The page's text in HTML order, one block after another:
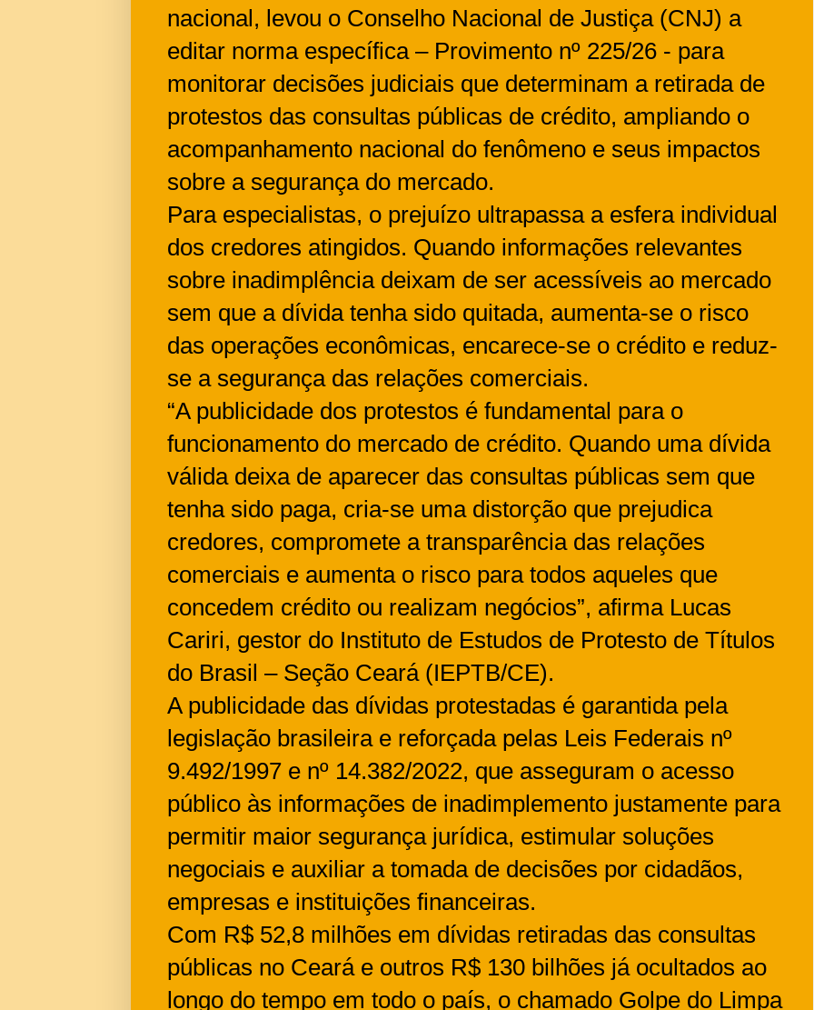
nacional, levou o Conselho Nacional de Justiça (CNJ) a
editar norma específica – Provimento nº 225/26 - para
monitorar decisões judiciais que determinam a retirada de
protestos das consultas públicas de crédito, ampliando o
acompanhamento nacional do fenômeno e seus impactos
sobre a segurança do mercado.
Para especialistas, o prejuízo ultrapassa a esfera individual
dos credores atingidos. Quando informações relevantes
sobre inadimplência deixam de ser acessíveis ao mercado
sem que a dívida tenha sido quitada, aumenta-se o risco
das operações econômicas, encarece-se o crédito e reduz-
se a segurança das relações comerciais.
“A publicidade dos protestos é fundamental para o
funcionamento do mercado de crédito. Quando uma dívida
válida deixa de aparecer das consultas públicas sem que
tenha sido paga, cria-se uma distorção que prejudica
credores, compromete a transparência das relações
comerciais e aumenta o risco para todos aqueles que
concedem crédito ou realizam negócios”, afirma Lucas
Cariri, gestor do Instituto de Estudos de Protesto de Títulos
do Brasil – Seção Ceará (IEPTB/CE).
A publicidade das dívidas protestadas é garantida pela
legislação brasileira e reforçada pelas Leis Federais nº
9.492/1997 e nº 14.382/2022, que asseguram o acesso
público às informações de inadimplemento justamente para
permitir maior segurança jurídica, estimular soluções
negociais e auxiliar a tomada de decisões por cidadãos,
empresas e instituições financeiras.
Com R$ 52,8 milhões em dívidas retiradas das consultas
públicas no Ceará e outros R$ 130 bilhões já ocultados ao
longo do tempo em todo o país, o chamado Golpe do Limpa